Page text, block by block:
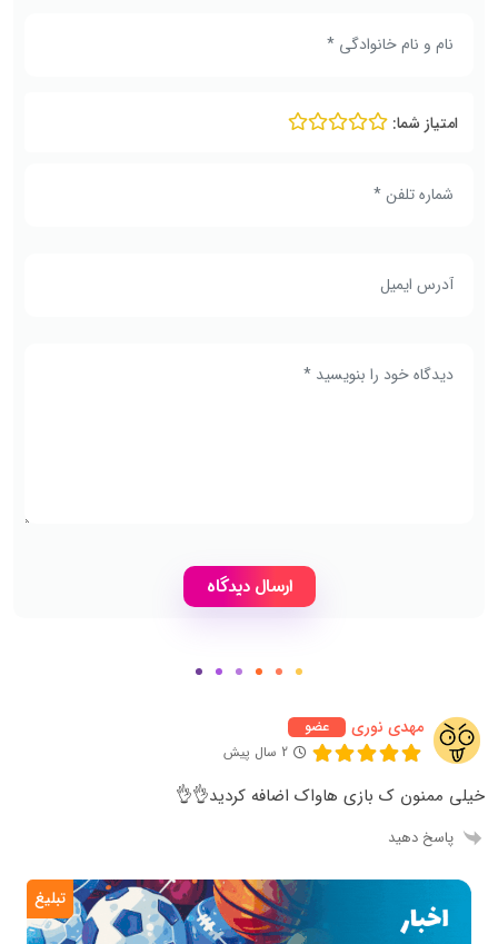
امتیاز شما:
مهدی نوری
عضو
2 سال پیش
خیلی ممنون ک بازی هاواک اضافه کردید👌👌
پاسخ دهید
تبلیغ